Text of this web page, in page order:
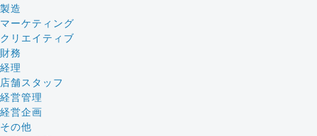
製造
マーケティング
クリエイティブ
財務
経理
店舗スタッフ
経営管理
経営企画
その他